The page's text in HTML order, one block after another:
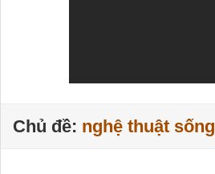
Chủ đề: nghệ thuật sống